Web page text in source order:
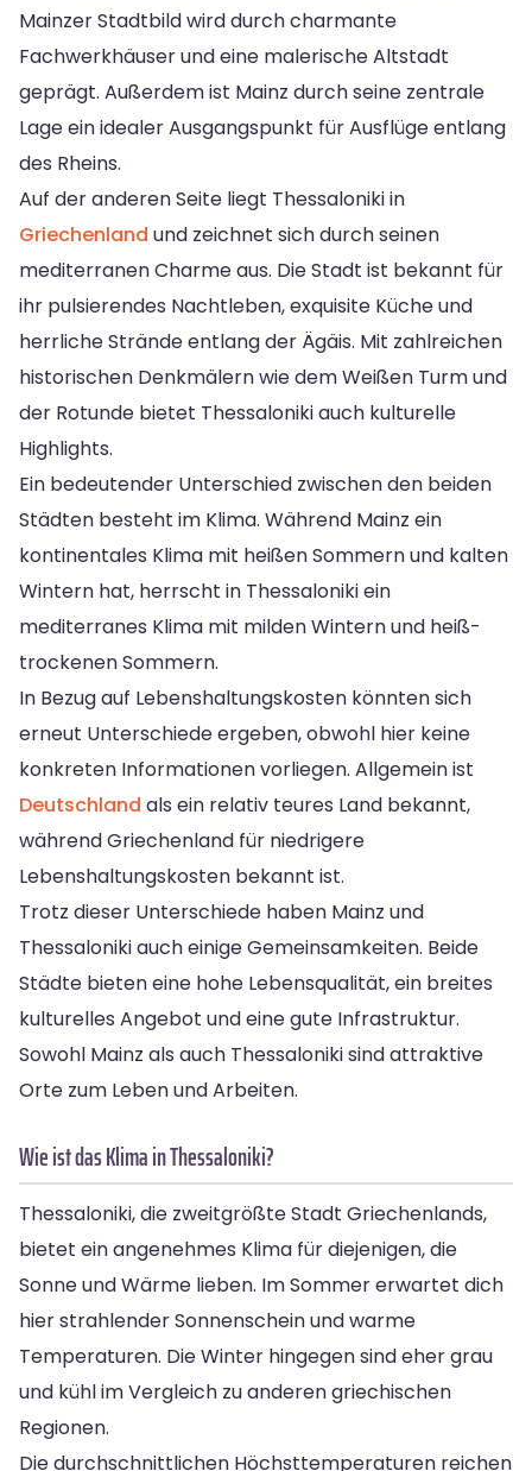
Mainzer Stadtbild wird durch charmante
Fachwerkhäuser und eine malerische Altstadt
geprägt. Außerdem ist Mainz durch seine zentrale
Lage ein idealer Ausgangspunkt für Ausflüge entlang
des Rheins.
Auf der anderen Seite liegt Thessaloniki in
Griechenland und zeichnet sich durch seinen
mediterranen Charme aus. Die Stadt ist bekannt für
ihr pulsierendes Nachtleben, exquisite Küche und
herrliche Strände entlang der Ägäis. Mit zahlreichen
historischen Denkmälern wie dem Weißen Turm und
der Rotunde bietet Thessaloniki auch kulturelle
Highlights.
Ein bedeutender Unterschied zwischen den beiden
Städten besteht im Klima. Während Mainz ein
kontinentales Klima mit heißen Sommern und kalten
Wintern hat, herrscht in Thessaloniki ein
mediterranes Klima mit milden Wintern und heiß-
trockenen Sommern.
In Bezug auf Lebenshaltungskosten könnten sich
erneut Unterschiede ergeben, obwohl hier keine
konkreten Informationen vorliegen. Allgemein ist
Deutschland als ein relativ teures Land bekannt,
während Griechenland für niedrigere
Lebenshaltungskosten bekannt ist.
Trotz dieser Unterschiede haben Mainz und
Thessaloniki auch einige Gemeinsamkeiten. Beide
Städte bieten eine hohe Lebensqualität, ein breites
kulturelles Angebot und eine gute Infrastruktur.
Sowohl Mainz als auch Thessaloniki sind attraktive
Orte zum Leben und Arbeiten.
Wie ist das Klima in Thessaloniki?
Thessaloniki, die zweitgrößte Stadt Griechenlands,
bietet ein angenehmes Klima für diejenigen, die
Sonne und Wärme lieben. Im Sommer erwartet dich
hier strahlender Sonnenschein und warme
Temperaturen. Die Winter hingegen sind eher grau
und kühl im Vergleich zu anderen griechischen
Regionen.
Die durchschnittlichen Höchsttemperaturen reichen